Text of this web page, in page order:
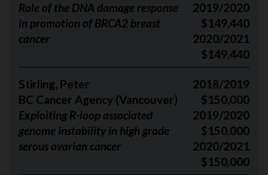
Role of the DNA damage response
in promotion of BRCA2 breast
cancer
2019/2020
$149,440
2020/2021
$149,440
Stirling, Peter
BC Cancer Agency (Vancouver)
Exploiting R-loop associated
genome instability in high grade
serous ovarian cancer
2018/2019
$150,000
2019/2020
$150,000
2020/2021
$150,000